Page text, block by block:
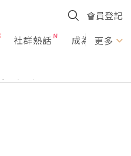
會員登記
社群熱話 成為U更多